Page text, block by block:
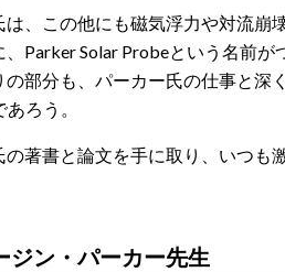
は、この他にも磁気浮力や対流崩
、Parker Solar Probeという名前
の部分も、パーカー氏の仕事と深
ろう。
著書と論文を手に取り、いつも
ン・パーカー先生